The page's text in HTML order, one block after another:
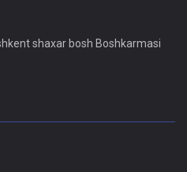
shaxar bosh Boshkarmasi